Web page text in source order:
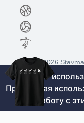
©2017-2026
Для лиц
проводятся игры
Этот сайт
Продолжая
работу с